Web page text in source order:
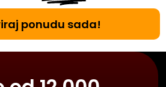
ponudu sada!